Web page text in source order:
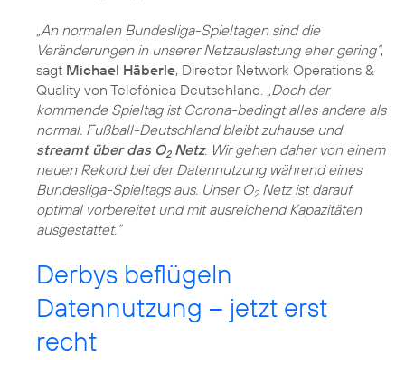
„An normalen Bundesliga-Spieltagen sind die
Veränderungen in unserer Netzauslastung eher gering“,
sagt Michael Häberle, Director Network Operations &
Quality von Telefónica Deutschland.
„Doch der
kommende Spieltag ist Corona-bedingt alles andere als
normal. Fußball-Deutschland bleibt zuhause und
streamt über das O2Netz. Wir gehen daher von einem
neuen Rekord bei der Datennutzung während eines
Bundesliga-Spieltags aus. Unser O2Netz ist darauf
optimal vorbereitet und mit ausreichend Kapazitäten
ausgestattet.“
Derbys beflügeln
Datennutzung – jetzt erst
recht